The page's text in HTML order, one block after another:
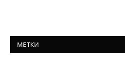
МЕТКИ